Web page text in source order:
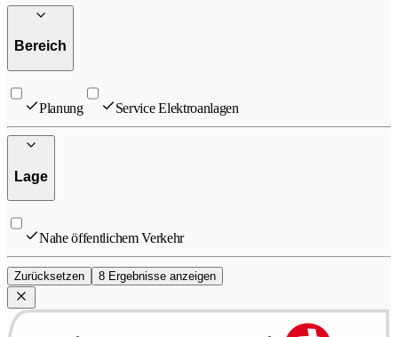
Bereich
Planung Service Elektroanlagen
Lage
Nahe öffentlichem Verkehr
Zurücksetzen 8 Ergebnisse anzeigen